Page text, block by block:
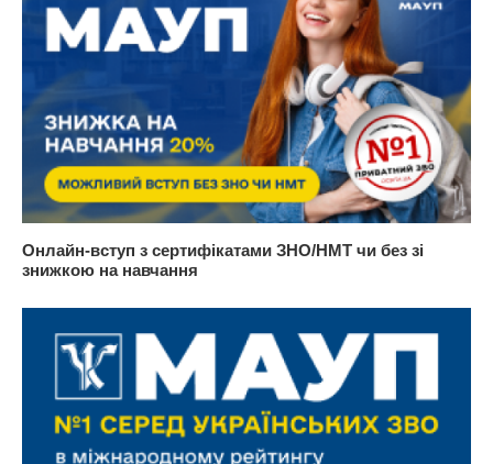
Онлайн-вступ з сертифікатами ЗНО/НМТ чи без зі
знижкою на навчання